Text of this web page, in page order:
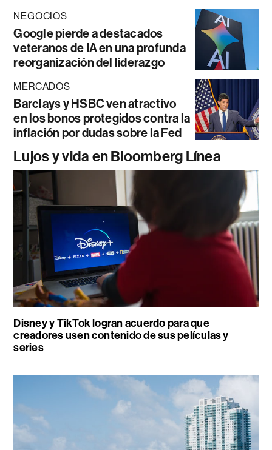
NEGOCIOS
Google pierde a destacados
veteranos de IA en una profunda
reorganización del liderazgo
MERCADOS
Barclays y HSBC ven atractivo
en los bonos protegidos contra la
inflación por dudas sobre la Fed
Lujos y vida en Bloomberg Línea
Disney y TikTok logran acuerdo para que
creadores usen contenido de sus películas y
series